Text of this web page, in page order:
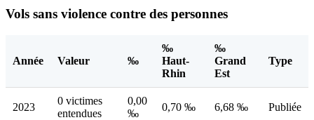
Vols sans violence contre des personnes
Année Valeur ‰
‰
Haut-
Rhin
‰
Grand
Est
Type
2023
0 victimes
entendues
0,00
‰
0,70 ‰ 6,68 ‰ Publiée